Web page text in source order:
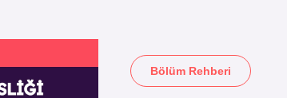
Bölüm Rehberi